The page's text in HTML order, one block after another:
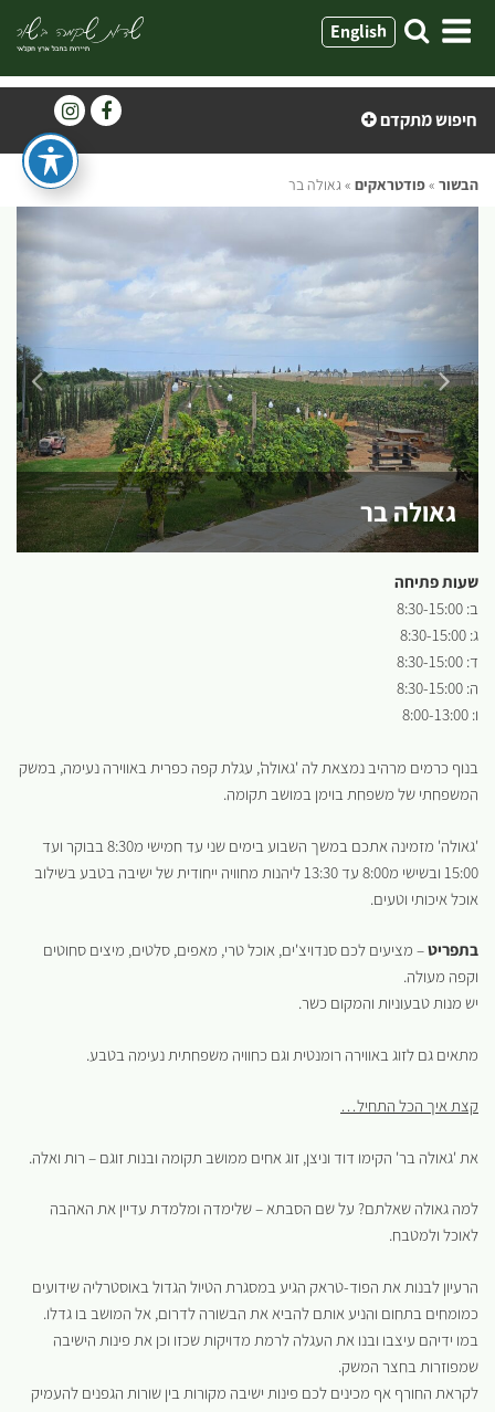
לתוכן
English
חיפוש מתקדם
הבשור »פודטראקים »גאולה בר
גאולה בר
שעות פתיחה
ב: 8:30-15:00
ג: 8:30-15:00
ד: 8:30-15:00
ה: 8:30-15:00
ו: 8:00-13:00
בנוף כרמים מרהיב נמצאת לה 'גאולה', עגלת קפה כפרית באווירה נעימה, במשק
המשפחתי של משפחת בוימן במושב תקומה.
'גאולה' מזמינה אתכם במשך השבוע בימים שני עד חמישי מ8:30 בבוקר ועד
15:00 ובשישי מ8:00 עד 13:30 ליהנות מחוויה ייחודית של ישיבה בטבע בשילוב
אוכל איכותי וטעים.
בתפריט– מציעים לכם סנדויצ'ים, אוכל טרי, מאפים, סלטים, מיצים סחוטים
וקפה מעולה.
יש מנות טבעוניות והמקום כשר.
מתאים גם לזוג באווירה רומנטית וגם כחוויה משפחתית נעימה בטבע.
קצת איך הכל התחיל…
את 'גאולה בר' הקימו דוד וניצן, זוג אחים ממושב תקומה ובנות זוגם – רות ואלה.
למה גאולה שאלתם? על שם הסבתא – שלימדה ומלמדת עדיין את האהבה
לאוכל ולמטבח.
הרעיון לבנות את הפוד-טראק הגיע במסגרת הטיול הגדול באוסטרליה שידועים
כמומחים בתחום והניע אותם להביא את הבשורה לדרום, אל המושב בו גדלו.
במו ידיהם עיצבו ובנו את העגלה לרמת מדויקות שכזו וכן את פינות הישיבה
שמפוזרות בחצר המשק.
לקראת החורף אף מכינים לכם פינות ישיבה מקורות בין שורות הגפנים להעמיק